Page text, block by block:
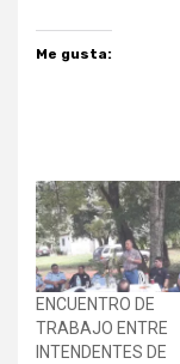
Me gusta:
ENCUENTRO DE
TRABAJO ENTRE
INTENDENTES DE